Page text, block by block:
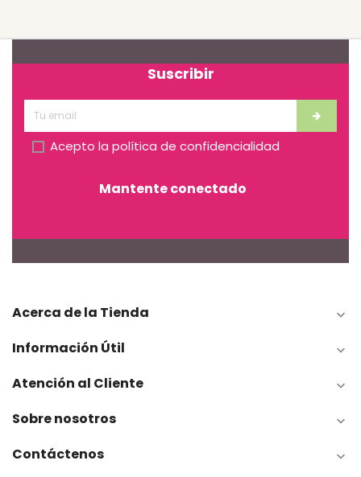
Suscribir
Acepto la política de confidencialidad
Mantente conectado
Acerca de la Tienda 
Información Útil 
Atención al Cliente 
Sobre nosotros 
Contáctenos 